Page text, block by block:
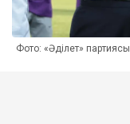
Фото: «Әділет» партиясы